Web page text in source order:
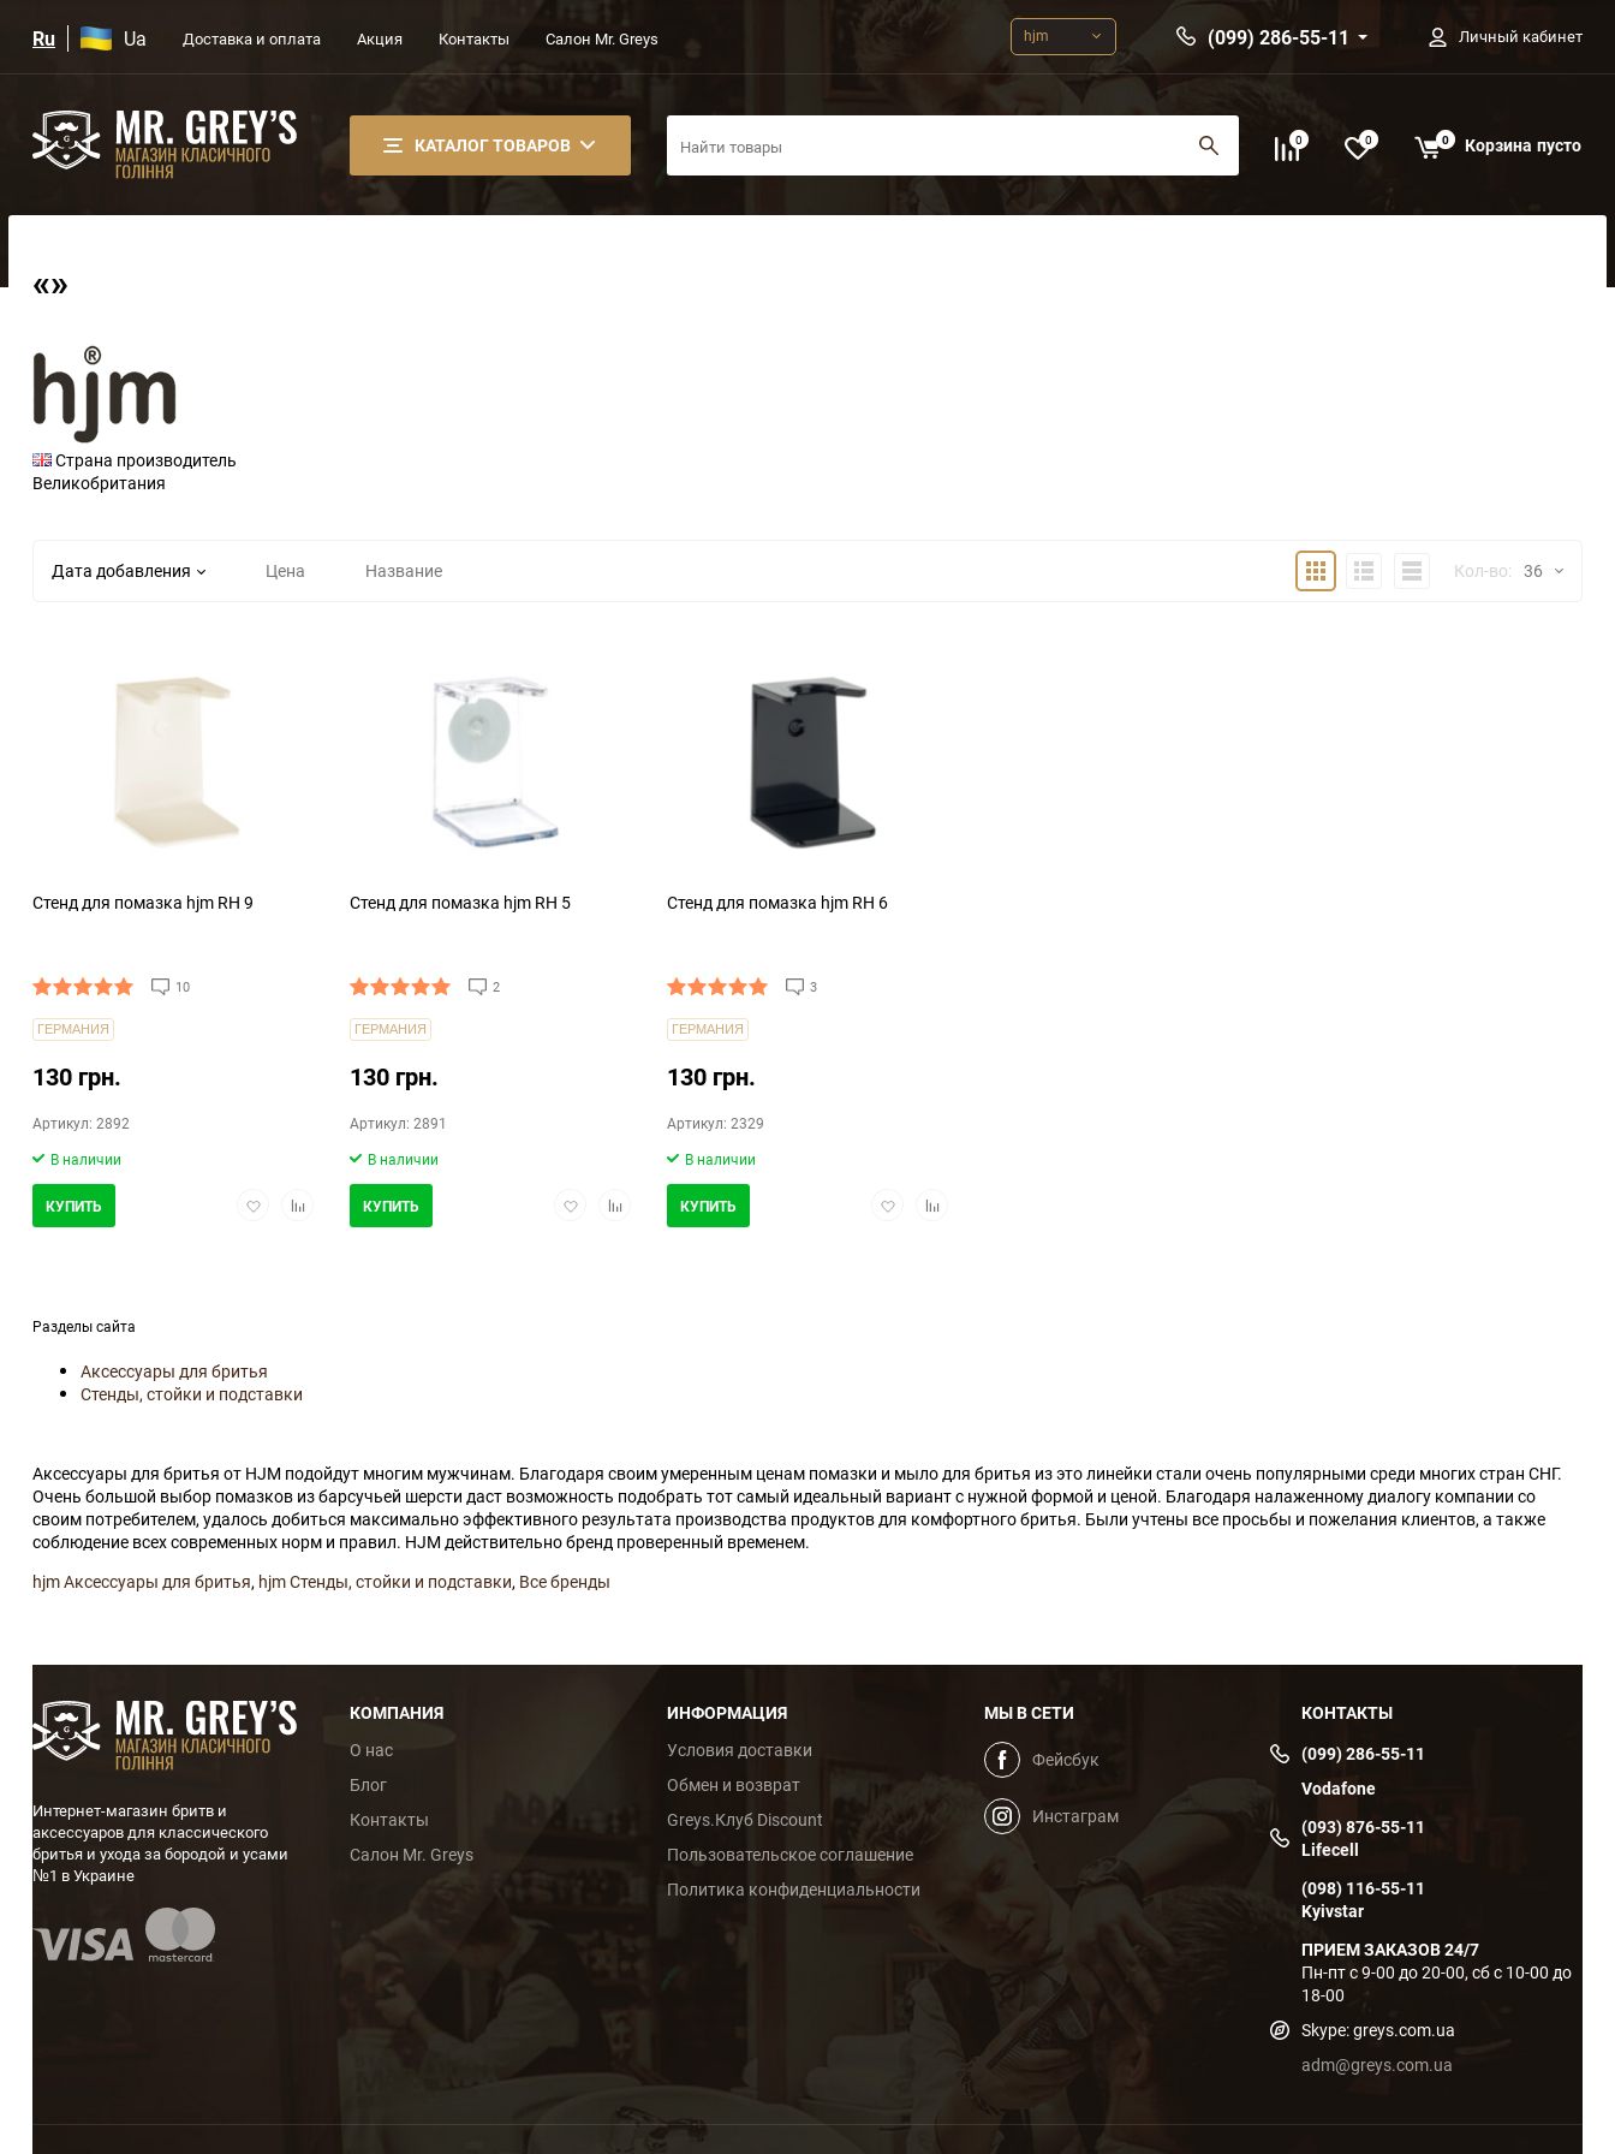
Ru Ua Доставка и оплата Акция Контакты Салон Mr. Greys hjm (099) 286-55-11 Личный кабинет
КАТАЛОГ ТОВАРОВ 0 0 0 Корзина пусто
«»
Страна производитель
Великобритания
Дата добавления Цена Название ПлиткаПодробноКомпактноКол-во: 36
Стенд для помазка hjm RH 9
10
ГЕРМАНИЯ
130 грн.
Артикул: 2892
В наличии
ДобавитьДобавить
КУПИТЬ
Стенд для помазка hjm RH 5
2
ГЕРМАНИЯ
130 грн.
Артикул: 2891
В наличии
ДобавитьДобавить
КУПИТЬ
Стенд для помазка hjm RH 6
3
ГЕРМАНИЯ
130 грн.
Артикул: 2329
В наличии
ДобавитьДобавить
КУПИТЬ
Разделы сайта
Аксессуары для бритья
Стенды, стойки и подставки
Аксессуары для бритья от HJM подойдут многим мужчинам. Благодаря своим умеренным ценам помазки и мыло для бритья из это линейки стали очень популярными среди многих стран СНГ.
Очень большой выбор помазков из барсучьей шерсти даст возможность подобрать тот самый идеальный вариант с нужной формой и ценой. Благодаря налаженному диалогу компании со
своим потребителем, удалось добиться максимально эффективного результата производства продуктов для комфортного бритья. Были учтены все просьбы и пожелания клиентов, а также
соблюдение всех современных норм и правил. HJM действительно бренд проверенный временем.
hjm Аксессуары для бритья, hjm Стенды, стойки и подставки, Все бренды
Интернет-магазин бритв и
аксессуаров для классического
бритья и ухода за бородой и усами
№1 в Украине
КОМПАНИЯ
О нас
Блог
Контакты
Салон Mr. Greys
ИНФОРМАЦИЯ
Условия доставки
Обмен и возврат
Greys.Клуб Discount
Пользовательское cоглашение
Политика конфиденциальности
МЫ В СЕТИ
Фейсбук
Инстаграм
КОНТАКТЫ
(099) 286-55-11
Vodafone
(093) 876-55-11
Lifecell
(098) 116-55-11
Kyivstar
ПРИЕМ ЗАКАЗОВ 24/7
Пн-пт с 9-00 до 20-00, сб с 10-00 до
18-00
Skype: greys.com.ua
adm@greys.com.ua